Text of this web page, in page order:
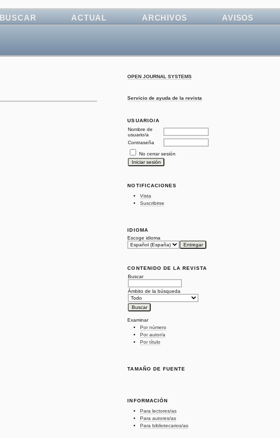
OPEN JOURNAL SYSTEMS
Servicio de ayuda de la revista
USUARIO/A
Nombre de
usuario/a
Contraseña
No cerrar sesión
NOTIFICACIONES
Vista
Suscribirse
IDIOMA
Escoge idioma
CONTENIDO DE LA REVISTA
Buscar
Ámbito de la búsqueda
Examinar
Por número
Por autor/a
Por título
TAMAÑO DE FUENTE
INFORMACIÓN
Para lectores/as
Para autores/as
Para bibliotecarios/as
BUSCAR ACTUAL ARCHIVOS AVISOS